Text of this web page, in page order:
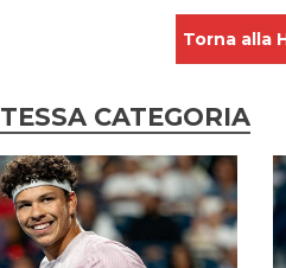
Torna alla
CATEGORIA